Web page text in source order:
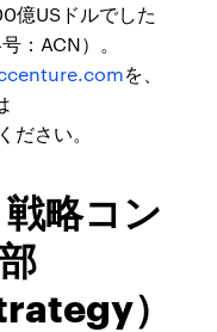
億USドルでした
：ACN）。
を、
ださい。
略コン
）